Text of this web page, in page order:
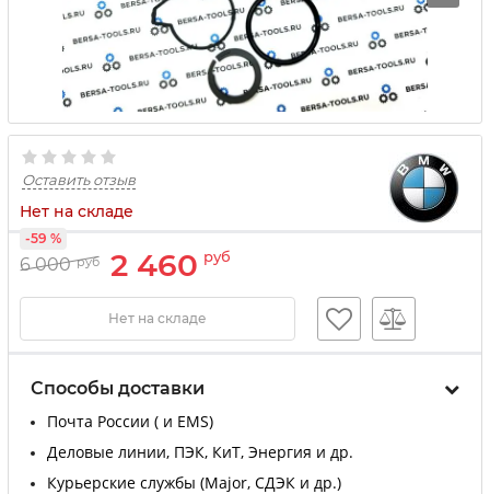
Оставить отзыв
Нет на складе
6 000 руб 2 460 руб
-59 %
Нет на складе
Способы доставки
Почта России ( и EMS)
Деловые линии, ПЭК, КиТ, Энергия и др.
Курьерские службы (Major, СДЭК и др.)